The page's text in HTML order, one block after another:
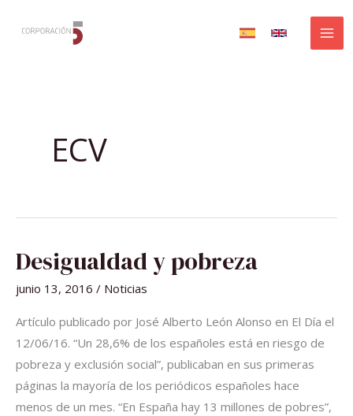
ECV
Desigualdad y pobreza
junio 13, 2016 / Noticias
Artículo publicado por José Alberto León Alonso en El Día el
12/06/16. “Un 28,6% de los españoles está en riesgo de
pobreza y exclusión social”, publicaban en sus primeras
páginas la mayoría de los periódicos españoles hace
menos de un mes. “En España hay 13 millones de pobres”,
DESIGUALDAD
Y
POBREZA